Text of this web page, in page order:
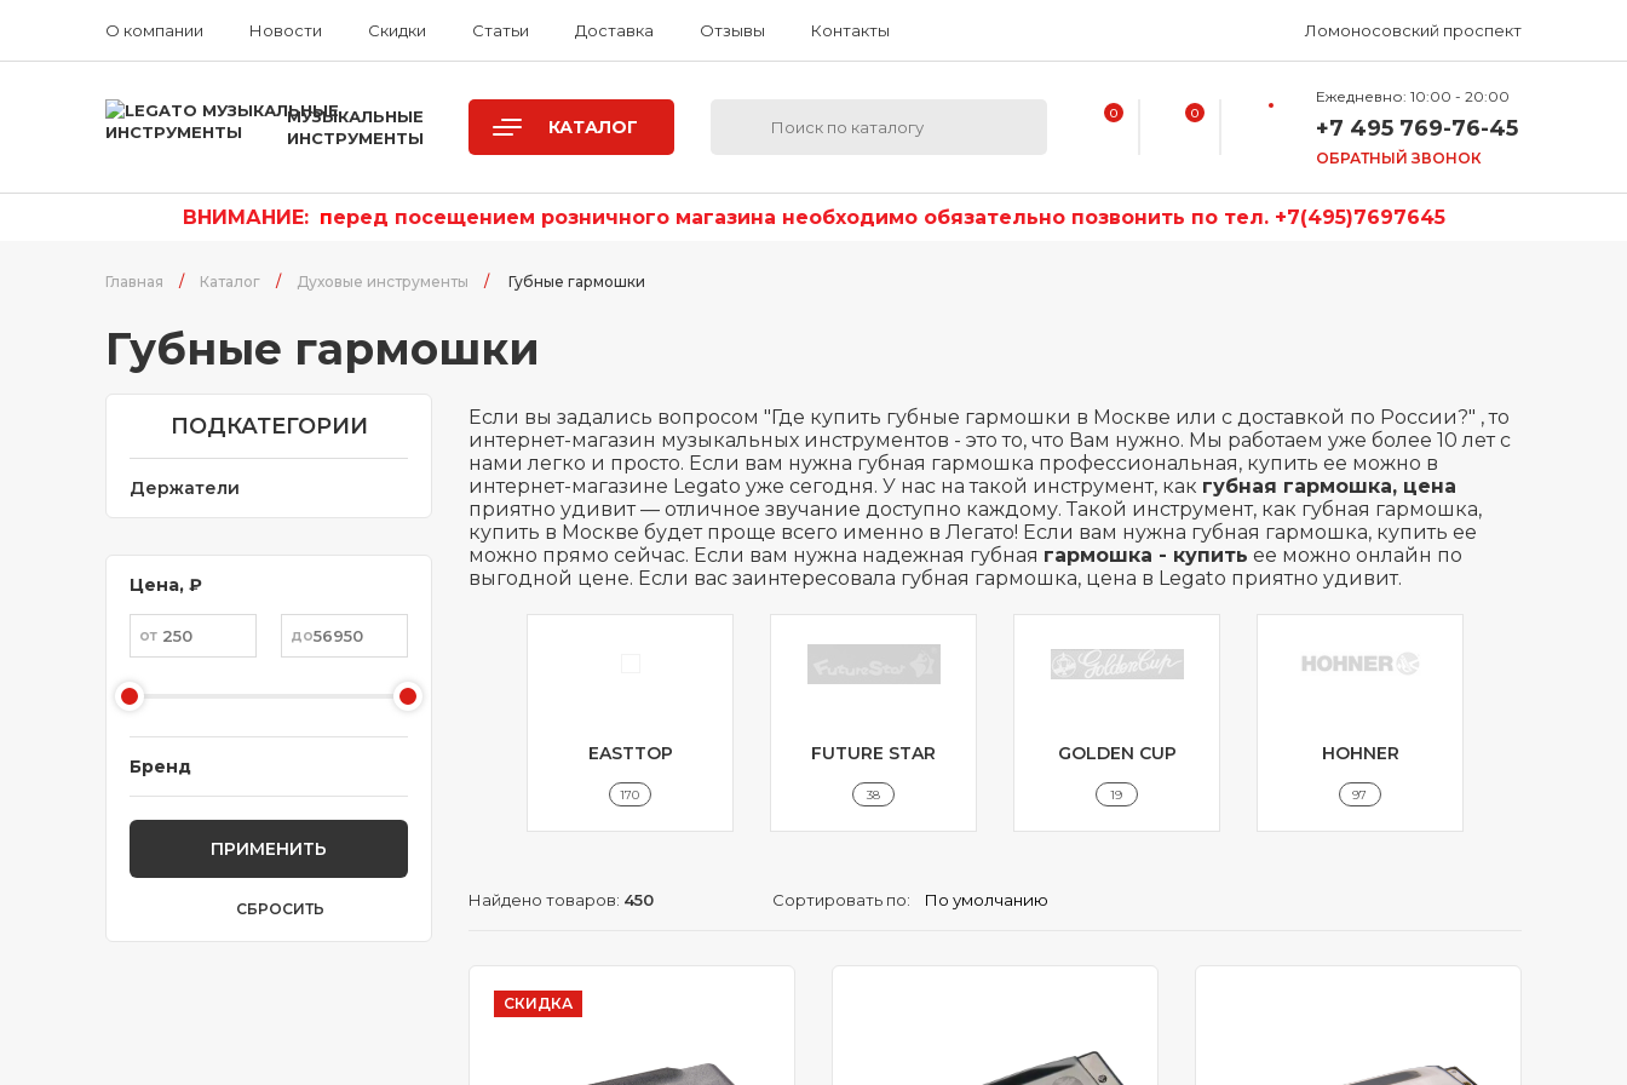
О компании Новости Скидки Статьи Доставка Отзывы Контакты Ломоносовский проспект
МУЗЫКАЛЬНЫЕ
ИНСТРУМЕНТЫ
КАТАЛОГ
0 0
Ежедневно: 10:00 - 20:00
+7 495 769-76-45
ОБРАТНЫЙ ЗВОНОК
ВНИМАНИЕ: перед посещением розничного магазина необходимо обязательно позвонить по тел. +7(495)7697645
Главная / Каталог / Духовые инструменты / Губные гармошки
Губные гармошки
ПОДКАТЕГОРИИ
Держатели
Цена, ₽
Бренд
ПРИМЕНИТЬ
СБРОСИТЬ
Если вы задались вопросом "Где купить губные гармошки в Москве или с доставкой по России?" , то
интернет-магазин музыкальных инструментов - это то, что Вам нужно. Мы работаем уже более 10 лет с
нами легко и просто. Если вам нужна губная гармошка профессиональная, купить ее можно в
интернет-магазине Legato уже сегодня. У нас на такой инструмент, как губная гармошка, цена
приятно удивит — отличное звучание доступно каждому. Такой инструмент, как губная гармошка,
купить в Москве будет проще всего именно в Легато! Если вам нужна губная гармошка, купить ее
можно прямо сейчас. Если вам нужна надежная губная гармошка - купить ее можно онлайн по
выгодной цене. Если вас заинтересовала губная гармошка, цена в Legato приятно удивит.
46 24
EASTTOP
170
FUTURE STAR
38
GOLDEN CUP
19
HOHNER
97
Найдено товаров: 450 Сортировать по:
СКИДКА